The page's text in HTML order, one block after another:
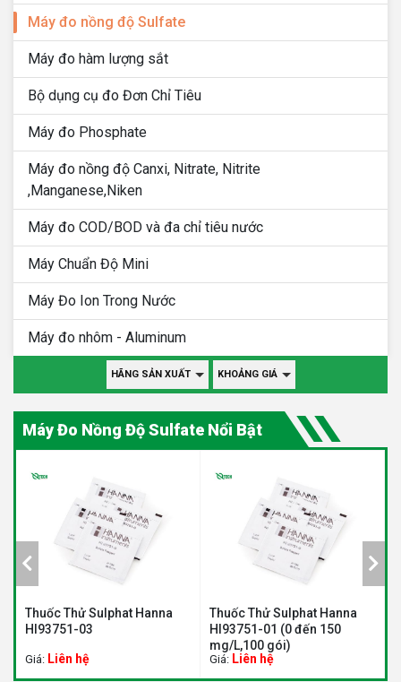
Máy Đo Nồng Độ Sulfate Nổi Bật
Thuốc Thử Sulphat Hanna
HI93751-03
Giá: Liên hệ
Thuốc Thử Sulphat Hanna
HI93751-01 (0 đến 150
mg/L,100 gói)
Giá: Liên hệ
Máy đo nồng độ Sulfate
Máy đo hàm lượng sắt
Bộ dụng cụ đo Đơn Chỉ Tiêu
Máy đo Phosphate
Máy đo nồng độ Canxi, Nitrate, Nitrite
,Manganese,Niken
Máy đo COD/BOD và đa chỉ tiêu nước
Máy Chuẩn Độ Mini
Máy Đo Ion Trong Nước
Máy đo nhôm - Aluminum
HÃNG SẢN XUẤT KHOẢNG GIÁ